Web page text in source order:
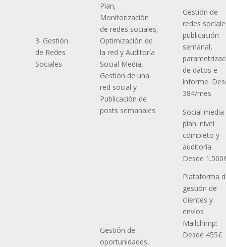
3. Gestión
de Redes
Sociales
Plan,
Monitorización
de redes sociales,
Optimización de
la red y Auditoría
Social Media,
Gestión de una
red social y
Publicación de
posts semanales
Gestión de
redes
publicación
semanal,
de datos e
informe.
384/mes
Social media
plan: nivel
completo y
auditoría.
Desde
Gestión de
oportunidades,
Plataforma
gestión de
clientes y
envíos
Mailchimp:
Desde 455€